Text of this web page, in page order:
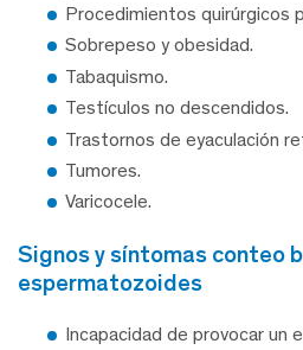
Procedimientos quirúrgicos
Sobrepeso y obesidad.
Tabaquismo.
Testículos no descendidos.
Trastornos de eyaculación
Tumores.
Varicocele.
signos y síntomas conteo bajo de
espermatozoides
Incapacidad de provocar un